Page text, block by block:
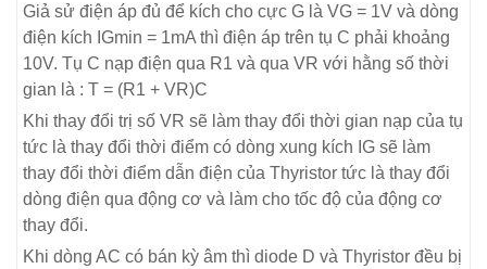
Giả sử điện áp đủ để kích cho cực G là VG = 1V và dòng
điện kích IGmin = 1mA thì điện áp trên tụ C phải khoảng
10V. Tụ C nạp điện qua R1 và qua VR với hằng số thời
gian là : T = (R1 + VR)C
Khi thay đổi trị số VR sẽ làm thay đổi thời gian nạp của tụ
tức là thay đổi thời điểm có dòng xung kích IG sẽ làm
thay đổi thời điểm dẫn điện của Thyristor tức là thay đổi
dòng điện qua động cơ và làm cho tốc độ của động cơ
thay đổi.
Khi dòng AC có bán kỳ âm thì diode D và Thyristor đều bị